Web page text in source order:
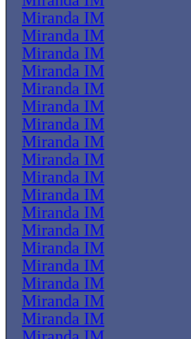
Miranda IM
Miranda IM
Miranda IM
Miranda IM
Miranda IM
Miranda IM
Miranda IM
Miranda IM
Miranda IM
Miranda IM
Miranda IM
Miranda IM
Miranda IM
Miranda IM
Miranda IM
Miranda IM
Miranda IM
Miranda IM